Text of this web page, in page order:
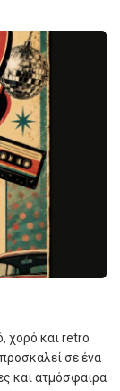
χορό και retro
σε ένα
και ατμόσφαιρα